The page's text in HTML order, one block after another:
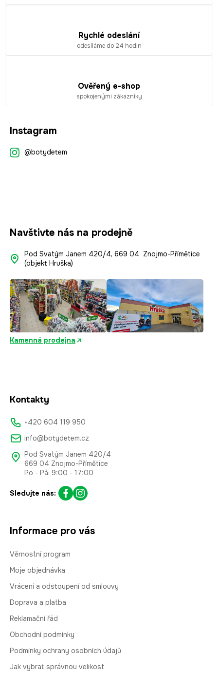
ý
p
Rychlé odeslání
odesíláme do 24 hodin
Ověřený e-shop
spokojenými zákazníky
Instagram
@botydetem
Navštivte nás na prodejně
Pod Svatým Janem 420/4, 669 04 Znojmo-Přímětice
(objekt Hruška)
Kamenná prodejna
Kontakty
+420 604 119 950
info@botydetem.cz
Pod Svatým Janem 420/4
669 04 Znojmo-Přímětice
Po - Pá: 9:00 - 17:00
Sledujte nás:
Informace pro vás
Věrnostní program
Moje objednávka
Vrácení a odstoupení od smlouvy
Doprava a platba
Reklamační řád
Obchodní podmínky
Podmínky ochrany osobních údajů
Jak vybrat správnou velikost